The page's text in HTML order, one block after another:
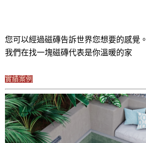
您可以經過磁磚告訴世界您想要的感覺。
我們在找一塊磁磚代表是你溫暖的家
實績案例